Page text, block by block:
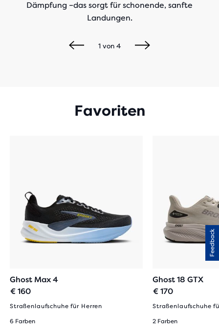
Dämpfung –das sorgt für schonende, sanfte
Landungen.
1 von 4
Favoriten
Ghost Max 4
€ 160
Straßenlaufschuhe für Herren
6 Farben
Ghost 18 GTX
€ 170
Straßenlaufschuhe
2 Farben
Feedback